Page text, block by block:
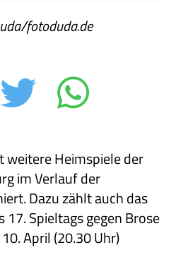
fotoduda.de
weitere Heimspiele der
im Verlauf der
Dazu zählt auch das
Spieltags gegen Brose
April (20.30 Uhr)